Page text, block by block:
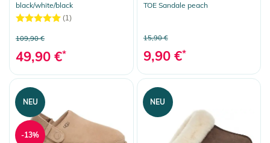
black/white/black
(1)
109,90 €
49,90 €*
TOE Sandale peach
15,90 €
9,90 €*
NEU
-13%
NEU